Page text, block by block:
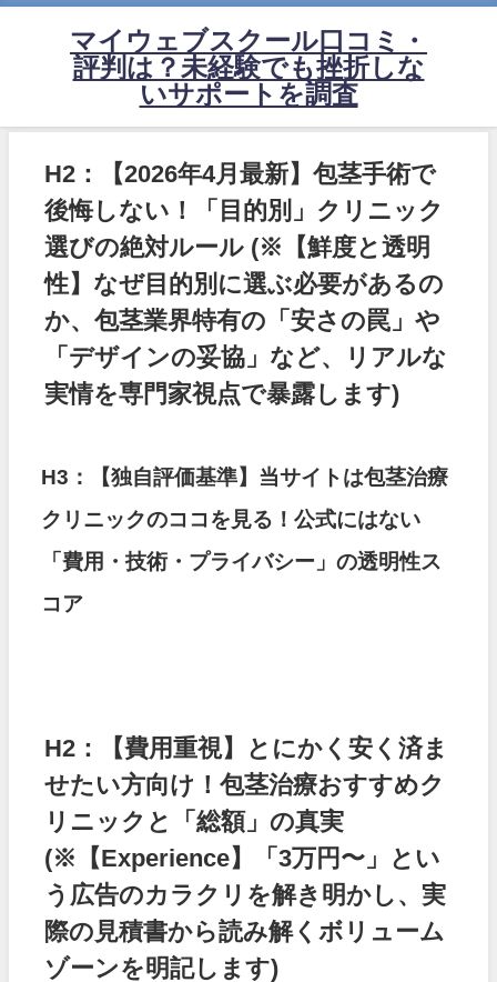
マイウェブスクール口コミ・
評判は？未経験でも挫折しな
いサポートを調査
H2：【2026年4月最新】包茎手術で
後悔しない！「目的別」クリニック
選びの絶対ルール (※【鮮度と透明
性】なぜ目的別に選ぶ必要があるの
か、包茎業界特有の「安さの罠」や
「デザインの妥協」など、リアルな
実情を専門家視点で暴露します)
H3：【独自評価基準】当サイトは包茎治療
クリニックのココを見る！公式にはない
「費用・技術・プライバシー」の透明性ス
コア
H2：【費用重視】とにかく安く済ま
せたい方向け！包茎治療おすすめク
リニックと「総額」の真実
(※【Experience】「3万円〜」とい
う広告のカラクリを解き明かし、実
際の見積書から読み解くボリューム
ゾーンを明記します)